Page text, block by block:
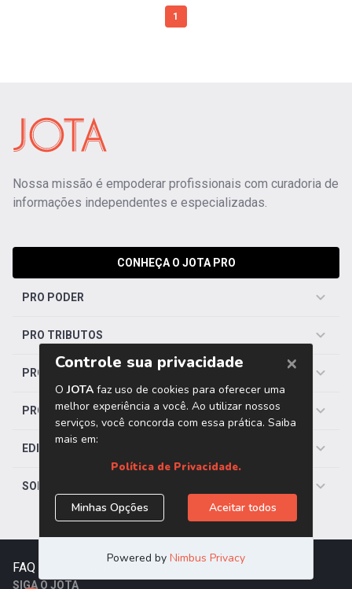
1
Nossa missão é empoderar profissionais com curadoria de
informações independentes e especializadas.
CONHEÇA O JOTA PRO
PRO PODER
PRO TRIBUTOS
PRO TRABALHISTA
PRO SAÚDE
EDITORIAS
SOBRE O JOTA
FAQ Trabalhe Conosco
SIGA O JOTA